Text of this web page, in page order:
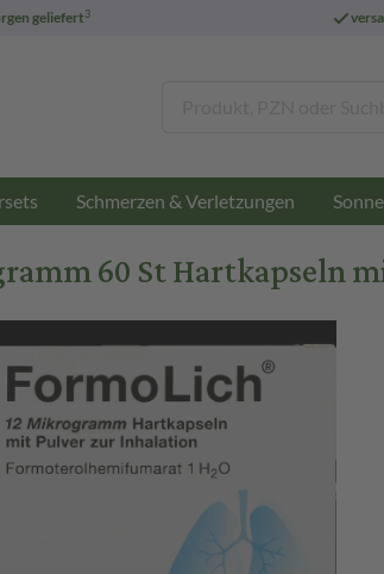
geliefert3
Schmerzen & Verletzungen
60 St Hartkapseln